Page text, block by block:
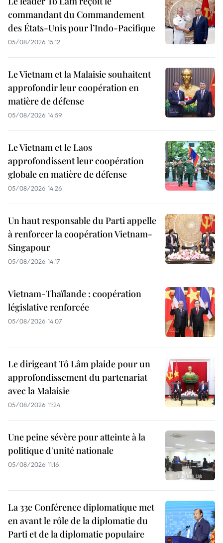
commandant du Commandement
des États-Unis pour l’Indo-Pacifique
05/08/2026 15:12
Le Vietnam et la Malaisie souhaitent
approfondir leur coopération en
matière de défense
05/08/2026 14:59
Le Vietnam et le Laos
approfondissent leur coopération
globale en matière de défense
05/08/2026 14:26
Un haut responsable du Parti appelle
à renforcer la coopération Vietnam-
Singapour
05/08/2026 14:17
Vietnam-Thaïlande : coopération
législative renforcée
05/08/2026 14:07
Le dirigeant Tô Lâm plaide pour un
approfondissement du partenariat
avec la Malaisie
05/08/2026 11:24
Une peine sévère pour atteinte à la
politique d'unité nationale
05/08/2026 11:16
La 33e Conférence diplomatique met
en avant le rôle de la diplomatie du
Parti et de la diplomatie populaire